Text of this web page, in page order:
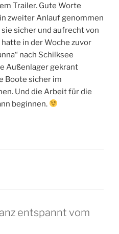
Trailer. Gute Worte
zweiter Anlauf genommen
sicher und aufrecht von
in der Woche zuvor
nach Schilksee
Außenlager gekrant
Boote sicher im
Und die Arbeit für die
beginnen.
entspannt vom